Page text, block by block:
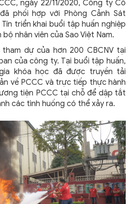
ngày 22/11/2020, Công ty Cổ
phối hợp với Phòng Cảnh Sát
triển khai buổi tập huấn nghiệp
nhân viên của Sao Việt Nam.
dự của hơn 200 CBCNV tại
của công ty. Tại buổi tập huấn,
khóa học đã được truyền tải
về PCCC và trực tiếp thực hành
tiện PCCC tại chỗ để dập tắt
các tình huống có thể xảy ra.